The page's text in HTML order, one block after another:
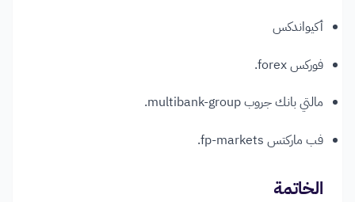
أكيواندكس
فوركس forex.
مالتي بانك جروب multibank-group.
فب ماركتس fp-markets.
الخاتمة